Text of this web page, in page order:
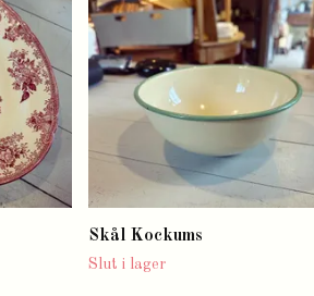
Skål Kockums
Slut i lager